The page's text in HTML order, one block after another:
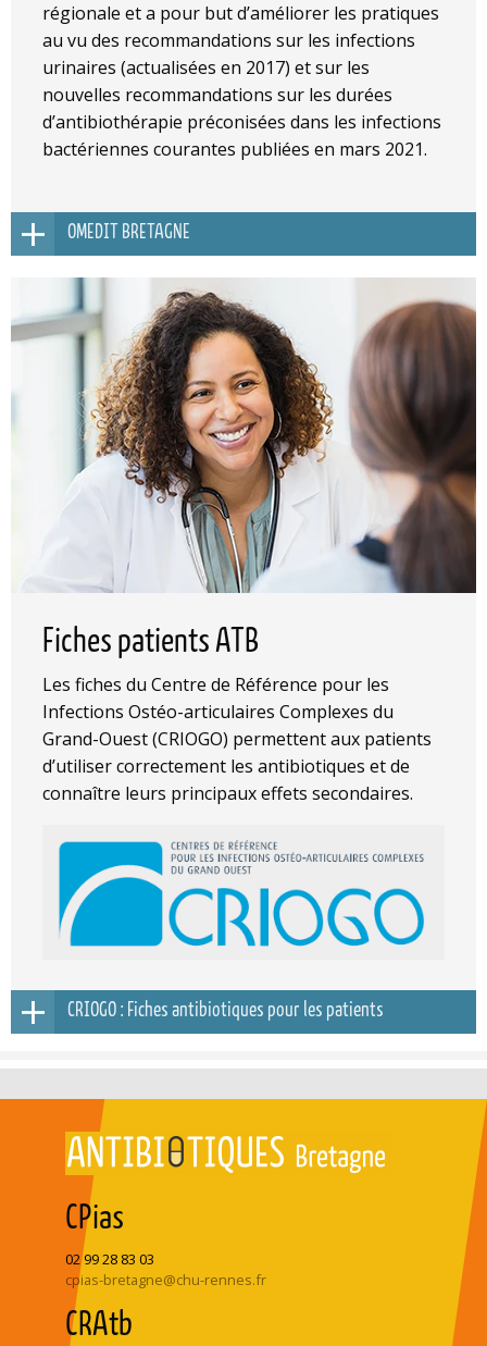
régionale et a pour but d’améliorer les pratiques
au vu des recommandations sur les infections
urinaires (actualisées en 2017) et sur les
nouvelles recommandations sur les durées
d’antibiothérapie préconisées dans les infections
bactériennes courantes publiées en mars 2021.
OMEDIT BRETAGNE
Fiches patients ATB
Les fiches du Centre de Référence pour les
Infections Ostéo-articulaires Complexes du
Grand-Ouest (CRIOGO) permettent aux patients
d’utiliser correctement les antibiotiques et de
connaître leurs principaux effets secondaires.
CRIOGO : Fiches antibiotiques pour les patients
CPias
02 99 28 83 03
cpias-bretagne@chu-rennes.fr
CRAtb